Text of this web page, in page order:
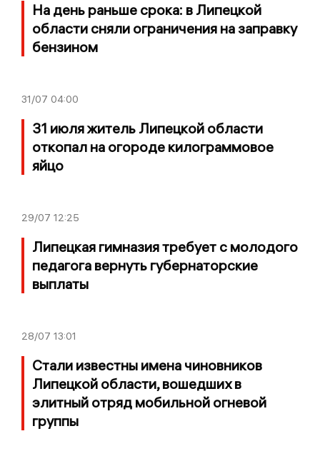
На день раньше срока: в Липецкой
области сняли ограничения на заправку
бензином
31/07 04:00
31 июля житель Липецкой области
откопал на огороде килограммовое
яйцо
29/07 12:25
Липецкая гимназия требует с молодого
педагога вернуть губернаторские
выплаты
28/07 13:01
Стали известны имена чиновников
Липецкой области, вошедших в
элитный отряд мобильной огневой
группы